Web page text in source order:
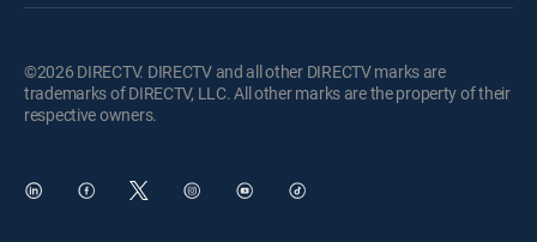
©2026 DIRECTV. DIRECTV and all other DIRECTV marks are
trademarks of DIRECTV, LLC. All other marks are the property of their
respective owners.